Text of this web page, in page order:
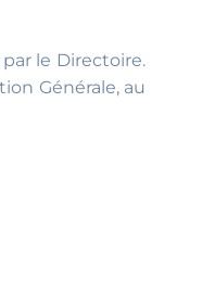
le Directoire.
Générale, au